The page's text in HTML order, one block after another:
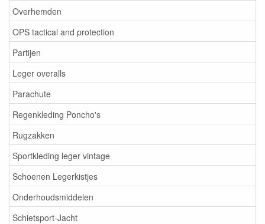
Overhemden
OPS tactical and protection
Partijen
Leger overalls
Parachute
Regenkleding Poncho's
Rugzakken
Sportkleding leger vintage
Schoenen Legerkistjes
Onderhoudsmiddelen
Schietsport-Jacht